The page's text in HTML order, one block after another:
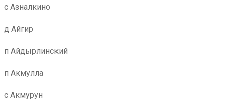
с Азналкино
д Айгир
п Айдырлинский
п Акмулла
с Акмурун